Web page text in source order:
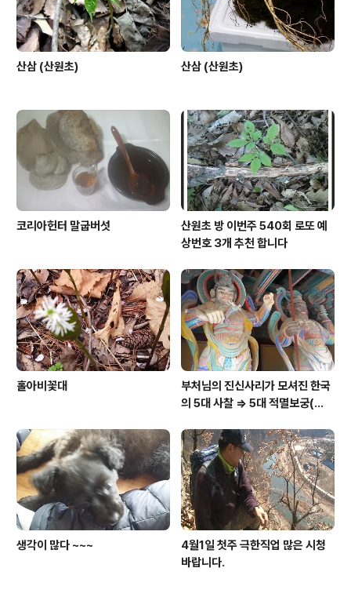
산삼 (산원초) 산삼 (산원초)
코리아헌터 말굽버섯
산원초 방 이번주 540회 로또 예
상번호 3개 추천 합니다
홀아비꽃대
부처님의 진신사리가 모셔진 한국
의 5대 사찰 => 5대 적멸보궁(寂
생각이 많다 ~~~
4월1일 첫주 극한직업 많은 시청
바랍니다.